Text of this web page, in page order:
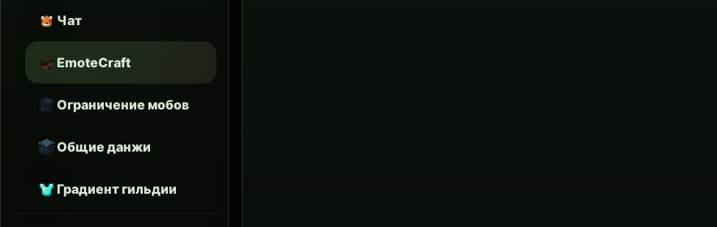
Чат
EmoteCraft
Ограничение мобов
Общие данжи
Градиент гильдии